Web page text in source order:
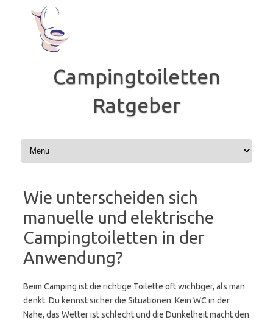
Inhalt
springen
Campingtoiletten
Ratgeber
Wie unterscheiden sich
manuelle und elektrische
Campingtoiletten in der
Anwendung?
Beim Camping ist die richtige Toilette oft wichtiger, als man
denkt. Du kennst sicher die Situationen: Kein WC in der
Nähe, das Wetter ist schlecht und die Dunkelheit macht den